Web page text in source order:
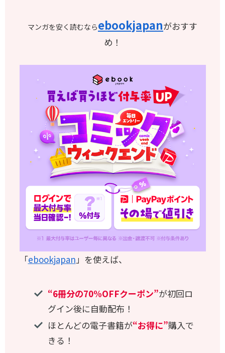
マンガを安く読むならebookjapanがおすす
め！
「ebookjapan」を使えば、
“6冊分の70%OFFクーポン”が初回ロ
グイン後に自動配布！
ほとんどの電子書籍が“お得に”購入で
きる！